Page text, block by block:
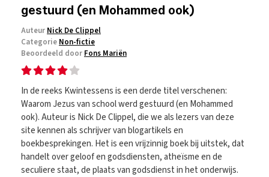
gestuurd (en Mohammed ook)
Auteur Nick De Clippel
Categorie Non-fictie
Beoordeeld door Fons Mariën
In de reeks Kwintessens is een derde titel verschenen:
Waarom Jezus van school werd gestuurd (en Mohammed
ook). Auteur is Nick De Clippel, die we als lezers van deze
site kennen als schrijver van blogartikels en
boekbesprekingen. Het is een vrijzinnig boek bij uitstek, dat
handelt over geloof en godsdiensten, atheïsme en de
seculiere staat, de plaats van godsdienst in het onderwijs.